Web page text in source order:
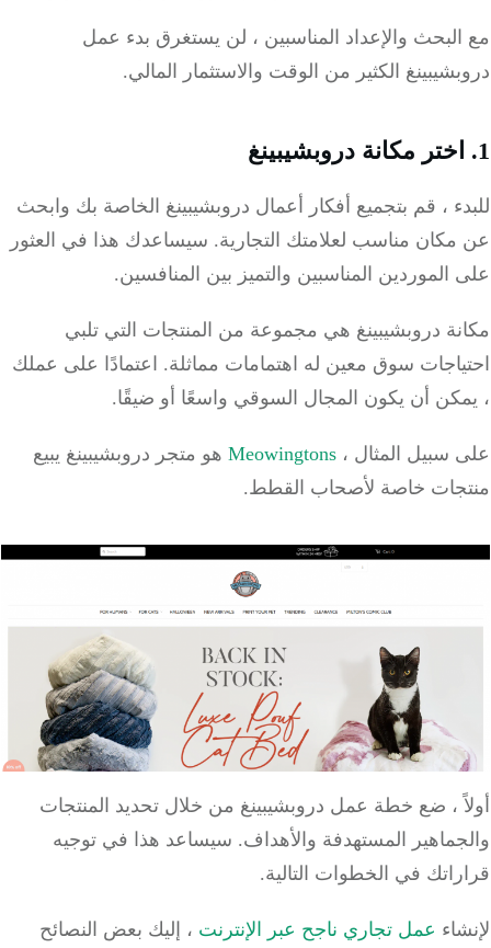
والإعداد المناسبين ، لن يستغرق بدء عمل
الكثير من الوقت والاستثمار المالي.
، قم بتجميع أفكار أعمال دروبشيبينغ الخاصة بك وابحث
مناسب لعلامتك التجارية. سيساعدك هذا في العثور
الموردين المناسبين والتميز بين المنافسين.
دروبشيبينغ هي مجموعة من المنتجات التي تلبي
سوق معين له اهتمامات مماثلة. اعتمادًا على عملك
أن يكون المجال السوقي واسعًا أو ضيقًا.
سبيل المثال ، Meowingtonsهو متجر دروبشيبينغ يبيع
خاصة لأصحاب القطط.
، ضع خطة عمل دروبشيبينغ من خلال تحديد المنتجات
المستهدفة والأهداف. سيساعد هذا في توجيه
في الخطوات التالية.
عمل تجاري ناجح عبر الإنترنت ، إليك بعض النصائح